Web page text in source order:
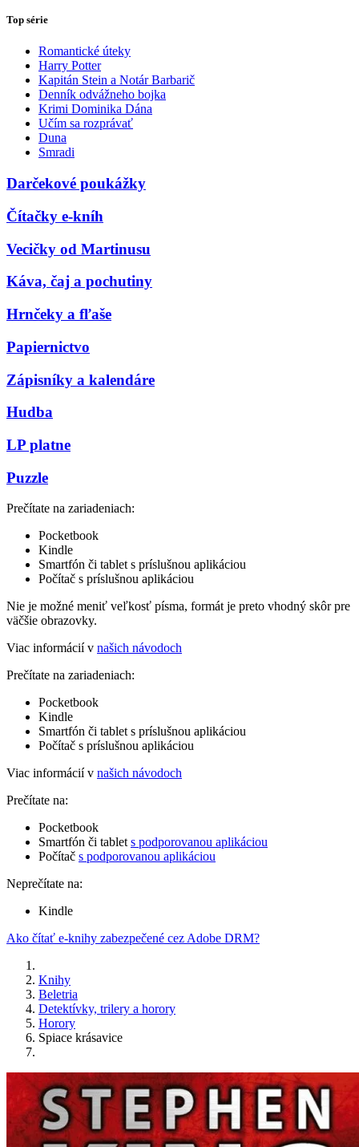
Top série
Romantické úteky
Harry Potter
Kapitán Stein a Notár Barbarič
Denník odvážneho bojka
Krimi Dominika Dána
Učím sa rozprávať
Duna
Smradi
Darčekové poukážky
Čítačky e-kníh
Vecičky od Martinusu
Káva, čaj a pochutiny
Hrnčeky a fľaše
Papiernictvo
Zápisníky a kalendáre
Hudba
LP platne
Puzzle
Prečítate na zariadeniach:
Pocketbook
Kindle
Smartfón či tablet s príslušnou aplikáciou
Počítač s príslušnou aplikáciou
Nie je možné meniť veľkosť písma, formát je preto vhodný skôr pre
väčšie obrazovky.
Viac informácií v našich návodoch
Prečítate na zariadeniach:
Pocketbook
Kindle
Smartfón či tablet s príslušnou aplikáciou
Počítač s príslušnou aplikáciou
Viac informácií v našich návodoch
Prečítate na:
Pocketbook
Smartfón či tablet s podporovanou aplikáciou
Počítač s podporovanou aplikáciou
Neprečítate na:
Kindle
Ako čítať e-knihy zabezpečené cez Adobe DRM?
Knihy
Beletria
Detektívky, trilery a horory
Horory
Spiace krásavice